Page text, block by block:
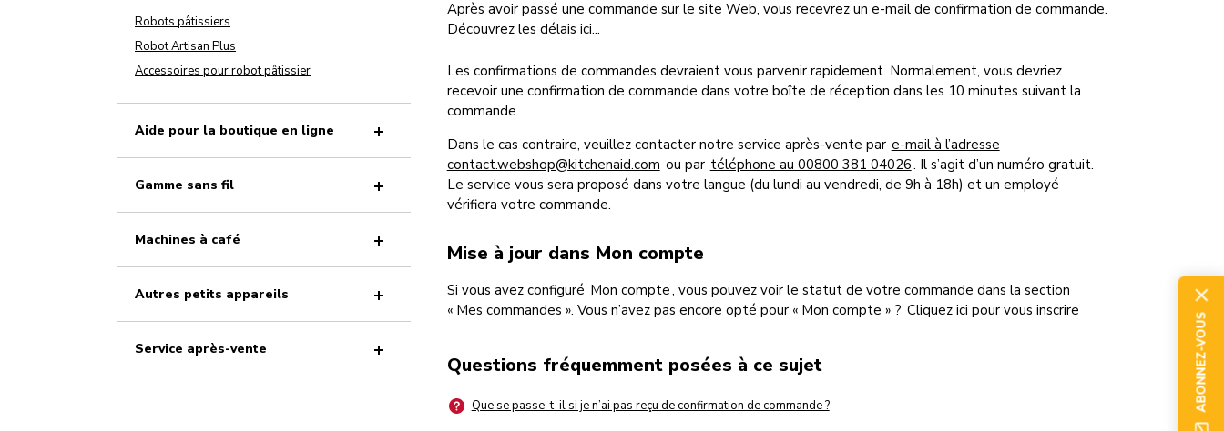
Après avoir passé une commande sur le site Web, vous recevrez un e-mail de confirmation de commande.
Découvrez les délais ici...
Les confirmations de commandes devraient vous parvenir rapidement. Normalement, vous devriez
recevoir une confirmation de commande dans votre boîte de réception dans les 10 minutes suivant la
commande.
Dans le cas contraire, veuillez contacter notre service après-vente par e-mail à l’adresse
contact.webshop@kitchenaid.com ou par téléphone au 00800 381 04026. Il s’agit d’un numéro gratuit.
Le service vous sera proposé dans votre langue (du lundi au vendredi, de 9h à 18h) et un employé
vérifiera votre commande.
Mise à jour dans Mon compte
Si vous avez configuré Mon compte, vous pouvez voir le statut de votre commande dans la section
« Mes commandes ». Vous n’avez pas encore opté pour « Mon compte » ? Cliquez ici pour vous inscrire
Questions fréquemment posées à ce sujet
Que se passe-t-il si je n’ai pas reçu de confirmation de commande ?
Robots pâtissiers
Robot Artisan Plus
Accessoires pour robot pâtissier
Aide pour la boutique en ligne
Gamme sans fil
Machines à café
Autres petits appareils
Service après-vente ABONNEZ-VOUS